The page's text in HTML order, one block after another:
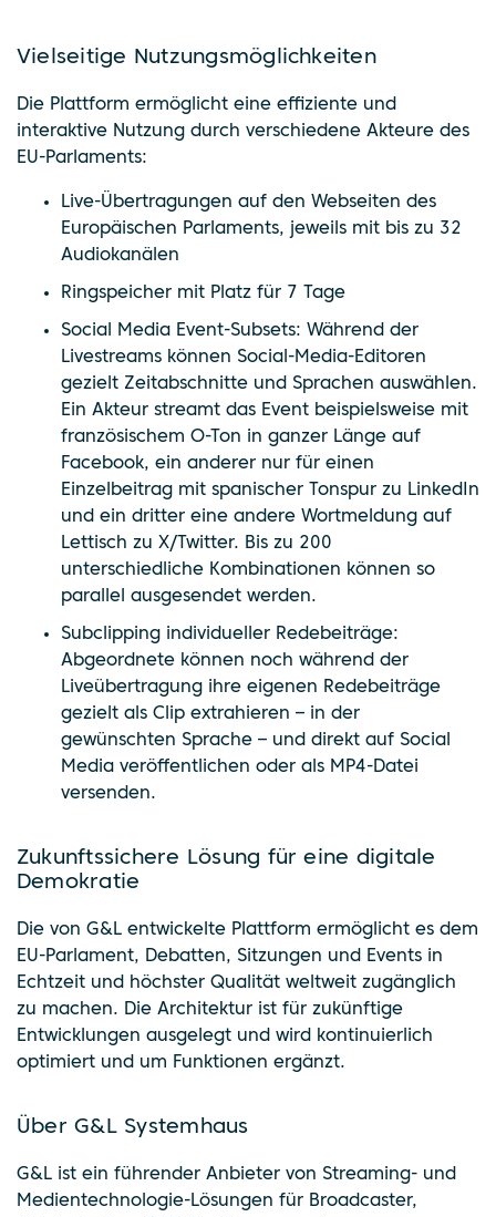
Vielseitige Nutzungsmöglichkeiten
Die Plattform ermöglicht eine effiziente und
interaktive Nutzung durch verschiedene Akteure des
EU-Parlaments:
Live-Übertragungen auf den Webseiten des
Europäischen Parlaments, jeweils mit bis zu 32
Audiokanälen
Ringspeicher mit Platz für 7 Tage
Social Media Event-Subsets: Während der
Livestreams können Social-Media-Editoren
gezielt Zeitabschnitte und Sprachen auswählen.
Ein Akteur streamt das Event beispielsweise mit
französischem O-Ton in ganzer Länge auf
Facebook, ein anderer nur für einen
Einzelbeitrag mit spanischer Tonspur zu LinkedIn
und ein dritter eine andere Wortmeldung auf
Lettisch zu X/Twitter. Bis zu 200
unterschiedliche Kombinationen können so
parallel ausgesendet werden.
Subclipping individueller Redebeiträge:
Abgeordnete können noch während der
Liveübertragung ihre eigenen Redebeiträge
gezielt als Clip extrahieren – in der
gewünschten Sprache – und direkt auf Social
Media veröffentlichen oder als MP4-Datei
versenden.
Zukunftssichere Lösung für eine digitale
Demokratie
Die von G&L entwickelte Plattform ermöglicht es dem
EU-Parlament, Debatten, Sitzungen und Events in
Echtzeit und höchster Qualität weltweit zugänglich
zu machen. Die Architektur ist für zukünftige
Entwicklungen ausgelegt und wird kontinuierlich
optimiert und um Funktionen ergänzt.
Über G&L Systemhaus
G&L ist ein führender Anbieter von Streaming- und
Medientechnologie-Lösungen für Broadcaster,